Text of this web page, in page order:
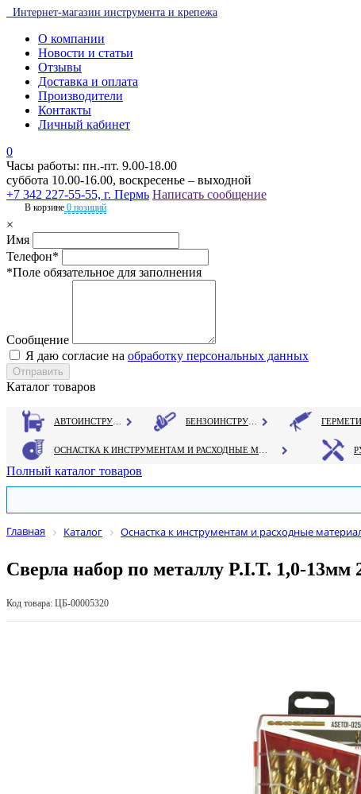
Интернет-магазин инструмента и крепежа
О компании
Новости и статьи
Отзывы
Доставка и оплата
Производители
Контакты
Личный кабинет
0
Часы работы: пн.-пт. 9.00-18.00
суббота 10.00-16.00, воскресенье – выходной
+7 342 227-55-55, г. Пермь Написать сообщение
В корзине 0 позиций
×
Имя
Телефон*
*Поле обязательное для заполнения
Сообщение
Я даю согласие на обработку персональных данных
Каталог товаров
Полный каталог товаров
Главная Каталог Оснастка к инструментам и расходные
Сверла набор по металлу P.I.T. 1,0-13мм
Код товара: ЦБ-00005320